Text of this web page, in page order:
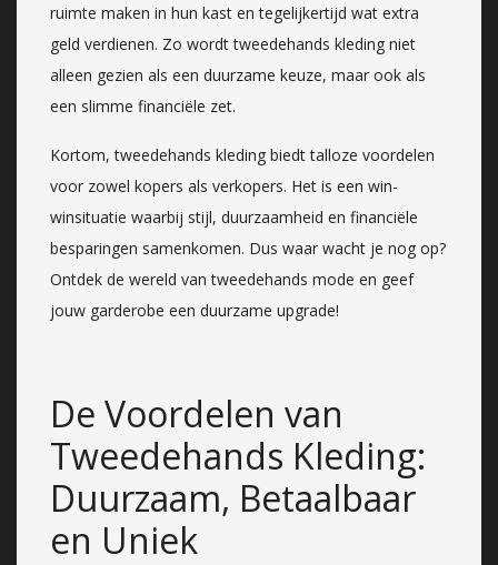
ruimte maken in hun kast en tegelijkertijd wat extra
geld verdienen. Zo wordt tweedehands kleding niet
alleen gezien als een duurzame keuze, maar ook als
een slimme financiële zet.
Kortom, tweedehands kleding biedt talloze voordelen
voor zowel kopers als verkopers. Het is een win-
winsituatie waarbij stijl, duurzaamheid en financiële
besparingen samenkomen. Dus waar wacht je nog op?
Ontdek de wereld van tweedehands mode en geef
jouw garderobe een duurzame upgrade!
De Voordelen van
Tweedehands Kleding:
Duurzaam, Betaalbaar
en Uniek